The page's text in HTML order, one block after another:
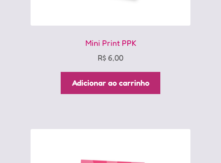
Mini Print PPK
R$ 6,00
Adicionar ao carrinho